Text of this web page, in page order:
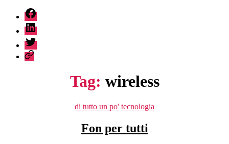
fb
linkedin
twitter
sessionize
Tag: wireless
Categorie
di tutto un po' tecnologia
Fon per tutti